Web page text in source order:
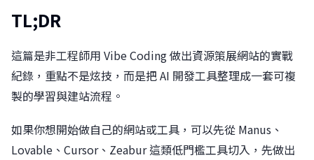
TL;DR
這篇是非工程師用 Vibe Coding 做出資源策展網站的實戰
紀錄，重點不是炫技，而是把 AI 開發工具整理成一套可複
製的學習與建站流程。
如果你想開始做自己的網站或工具，可以先從 Manus、
Lovable、Cursor、Zeabur 這類低門檻工具切入，先做出